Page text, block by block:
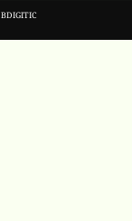
BDIGITIC